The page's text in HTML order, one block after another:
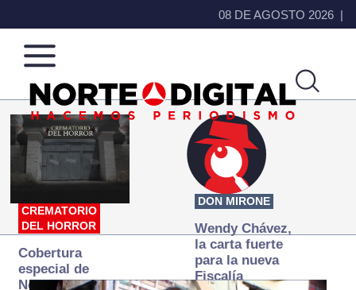
08 DE AGOSTO 2026
Norte
de
Ciudad
Más
que
noticias,
hacemos periodismo
CREMATORIO
DEL HORROR
Cobertura
especial de
Norte
DON MIRONE
Wendy Chávez,
la carta fuerte
para la nueva
Fiscalía